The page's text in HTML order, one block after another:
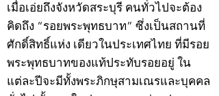
เมื่อเอ่ยถึงจังหวัดสระบุรี คนทั่วไปจะต้อง
คิดถึง “รอยพระพุทธบาท” ซึ่งเป็นสถานที่
ศักดิ์สิทธิ์แห่ง เดียวในประเทศไทย ที่มีรอย
พระพุทธบาทของแท้ประทับรอยอยู่ ใน
แต่ละปีจะมีทั้งพระภิกษุสามเณรและบุคคล